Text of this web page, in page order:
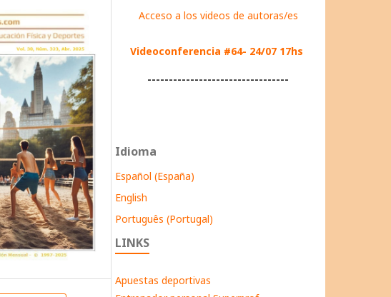
Acceso a los videos de autoras/es
Videoconferencia #64- 24/07 17hs
---------------------------------
Idioma
Español (España)
English
Português (Portugal)
LINKS
Apuestas deportivas